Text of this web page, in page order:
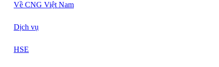
Về CNG Việt Nam
Dịch vụ
HSE